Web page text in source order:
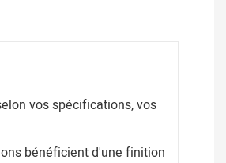
vos spécifications, vos
bénéficient d'une finition